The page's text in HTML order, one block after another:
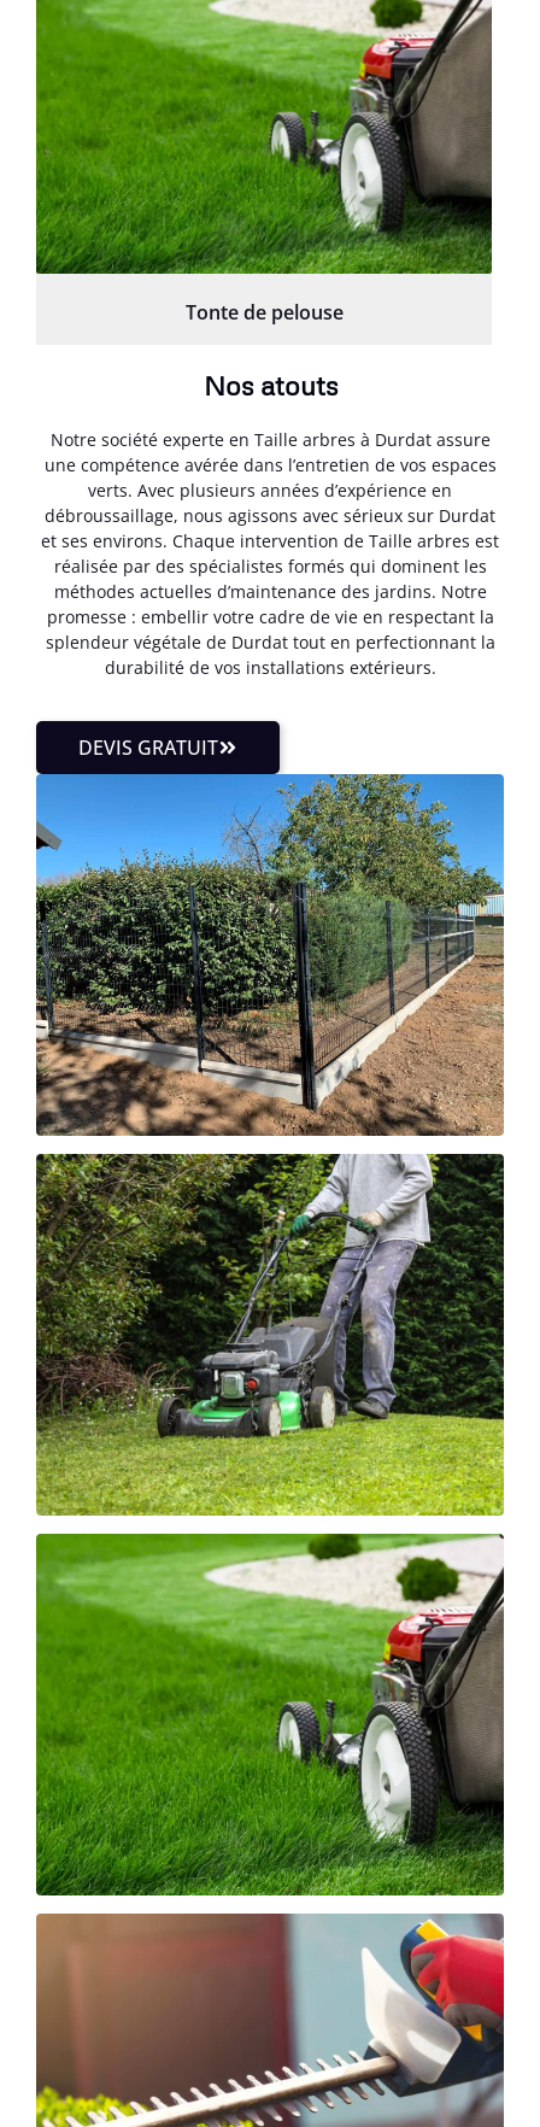
Tonte de pelouse
Nos atouts
Notre société experte en Taille arbres à Durdat assure
une compétence avérée dans l’entretien de vos espaces
verts. Avec plusieurs années d’expérience en
débroussaillage, nous agissons avec sérieux sur Durdat
et ses environs. Chaque intervention de Taille arbres est
réalisée par des spécialistes formés qui dominent les
méthodes actuelles d’maintenance des jardins. Notre
promesse : embellir votre cadre de vie en respectant la
splendeur végétale de Durdat tout en perfectionnant la
durabilité de vos installations extérieurs.
DEVIS GRATUIT